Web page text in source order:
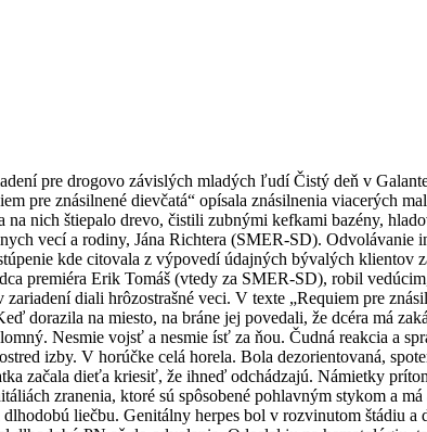
pre drogovo závislých mladých ľudí Čistý deň v
pre znásilnené dievčatá“ opísala znásilnenia viacerých
nich štiepalo drevo, čistili zubnými kefkami bazény,
vecí a rodiny, Jána Richtera (SMER-SD). Odvolávanie
kde citovala z výpovedí údajných bývalých klientov
premiéra Erik Tomáš (vtedy za SMER-SD), robil
diali hrôzostrašné veci. V texte „Requiem pre
dorazila na miesto, na bráne jej povedali, že dcéra má
Nesmie vojsť a nesmie ísť za ňou. Čudná reakcia a
izby. V horúčke celá horela. Bola dezorientovaná,
začala dieťa kriesiť, že ihneď odchádzajú. Námietky
zranenia, ktoré sú spôsobené pohlavným stykom a
liečbu. Genitálny herpes bol v rozvinutom štádiu